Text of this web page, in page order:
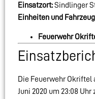
Einsatzort:Sindlinger
Einheiten und
Feuerwehr
Die Feuerwehr Okriftel
Juni 2020 um 23:08